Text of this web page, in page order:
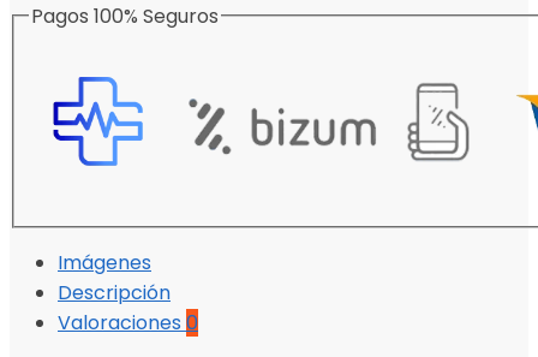
Pagos 100% Seguros
Imágenes
Descripción
Valoraciones 0